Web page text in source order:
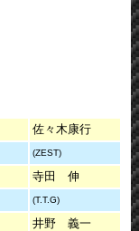
佐々木康行
(ZEST)
寺田 伸
(T.T.G)
井野 義一